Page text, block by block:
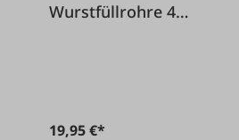
Wurstfüllrohre 4
19,95 €*